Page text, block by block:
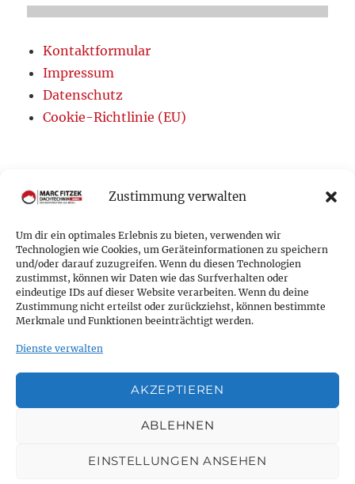
Zustimmung verwalten
Um dir ein optimales Erlebnis zu bieten, verwenden wir
Technologien wie Cookies, um Geräteinformationen zu speichern
und/oder darauf zuzugreifen. Wenn du diesen Technologien
zustimmst, können wir Daten wie das Surfverhalten oder
eindeutige IDs auf dieser Website verarbeiten. Wenn du deine
Zustimmung nicht erteilst oder zurückziehst, können bestimmte
Merkmale und Funktionen beeinträchtigt werden.
Dienste verwalten
AKZEPTIEREN
ABLEHNEN
EINSTELLUNGEN ANSEHEN
Kontaktformular
Impressum
Datenschutz
Cookie-Richtlinie (EU)
Marc Fitzek Dachtechnik GmbH
Der Meisterbetrieb aus Brühl
Schützen Sie Ihr Dach vor Wind und Wetter.
Kompetent und zuverlässig beraten wir Sie rund um